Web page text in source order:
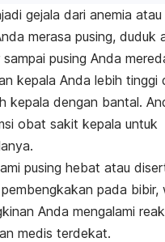
gejala dari anemia atau
merasa pusing, duduk
pusing Anda
kepala Anda lebih tinggi
kepala dengan bantal.
obat sakit kepala untuk
pusing hebat atau
pada bibir,
Anda mengalami
medis terdekat.